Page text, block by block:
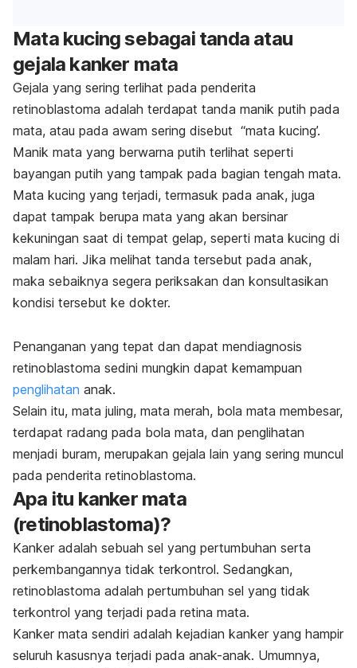
Mata kucing sebagai tanda atau
gejala kanker mata
Gejala yang sering terlihat pada penderita
retinoblastoma adalah terdapat tanda manik putih pada
mata, atau pada awam sering disebut “mata kucing’.
Manik mata yang berwarna putih terlihat seperti
bayangan putih yang tampak pada bagian tengah mata.
Mata kucing yang terjadi, termasuk pada anak, juga
dapat tampak berupa mata yang akan bersinar
kekuningan saat di tempat gelap, seperti mata kucing di
malam hari. Jika melihat tanda tersebut pada anak,
maka sebaiknya segera periksakan dan konsultasikan
kondisi tersebut ke dokter.
Penanganan yang tepat dan dapat mendiagnosis
retinoblastoma sedini mungkin dapat kemampuan
penglihatan anak.
Selain itu, mata juling, mata merah, bola mata membesar,
terdapat radang pada bola mata, dan penglihatan
menjadi buram, merupakan gejala lain yang sering muncul
pada penderita retinoblastoma.
Apa itu kanker mata
(retinoblastoma)?
Kanker adalah sebuah sel yang pertumbuhan serta
perkembangannya tidak terkontrol. Sedangkan,
retinoblastoma adalah pertumbuhan sel yang tidak
terkontrol yang terjadi pada retina mata.
Kanker mata sendiri adalah kejadian kanker yang hampir
seluruh kasusnya terjadi pada anak-anak. Umumnya,